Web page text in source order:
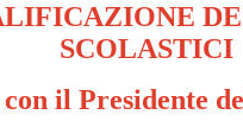
SCOLASTICI
il Presidente